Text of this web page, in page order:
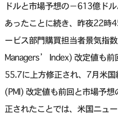
ドルと市場予想の−613億ド
あったことに続き、昨夜22時
ービス部門購買担当者景気指
Managers’ Index) 改定値も
55.7に上方修正され、7月米
(PMI) 改定値も前回と市場予
正されたことでは、米国ニュ